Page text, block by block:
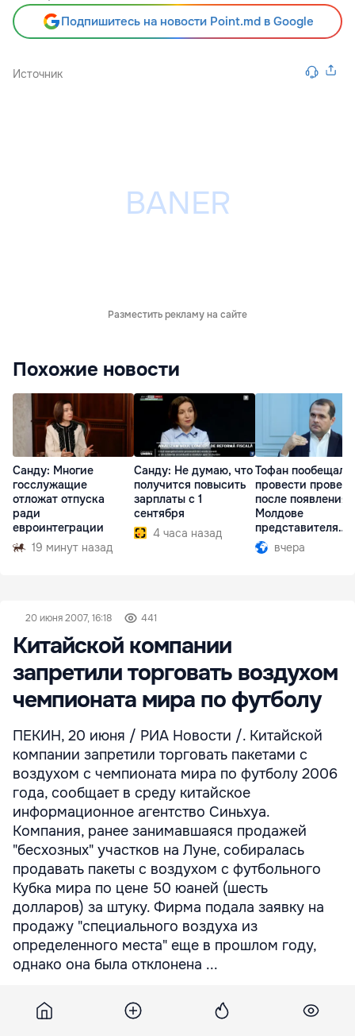
Подпишитесь на новости Point.md в Google
Источник
Разместить рекламу на сайте
Похожие новости
Санду: Многие
госслужащие
отложат отпуска
ради
евроинтеграции
19 минут назад
Санду: Не думаю, что
получится повысить
зарплаты с 1
сентября
4 часа назад
Тофан пообещал
провести
после появления
Молдове
представителя
Южной Осетии
вчера
20 июня 2007, 16:18 441
Китайской компании
запретили торговать воздухом
чемпионата мира по футболу
ПЕКИН, 20 июня / РИА Новости /. Китайской
компании запретили торговать пакетами с
воздухом с чемпионата мира по футболу 2006
года, сообщает в среду китайское
информационное агентство Синьхуа.
Компания, ранее занимавшаяся продажей
"бесхозных" участков на Луне, собиралась
продавать пакеты с воздухом с футбольного
Кубка мира по цене 50 юаней (шесть
долларов) за штуку. Фирма подала заявку на
продажу "специального воздуха из
определенного места" еще в прошлом году,
однако она была отклонена ...